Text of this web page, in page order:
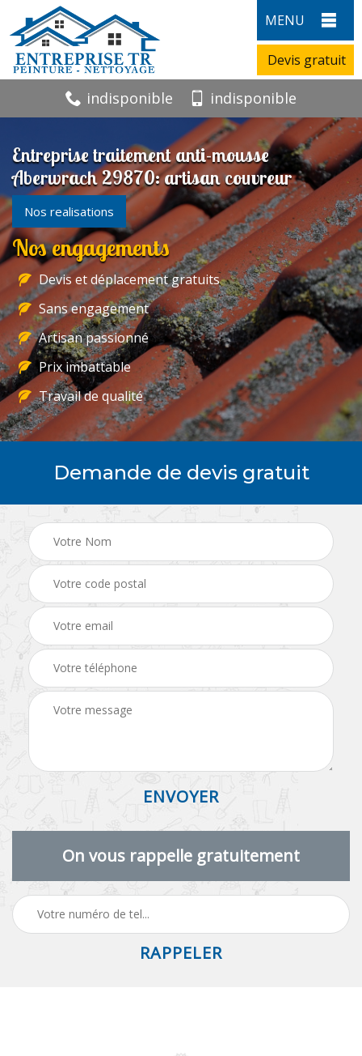
MENU
Devis gratuit
indisponible indisponible
Entreprise traitement anti-mousse
Aberwrach 29870: artisan couvreur
Nos realisations
Nos engagements
Devis et déplacement gratuits
Sans engagement
Artisan passionné
Prix imbattable
Travail de qualité
Demande de devis gratuit
On vous rappelle gratuitement